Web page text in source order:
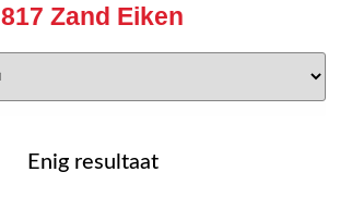
817 Zand Eiken
Enig resultaat